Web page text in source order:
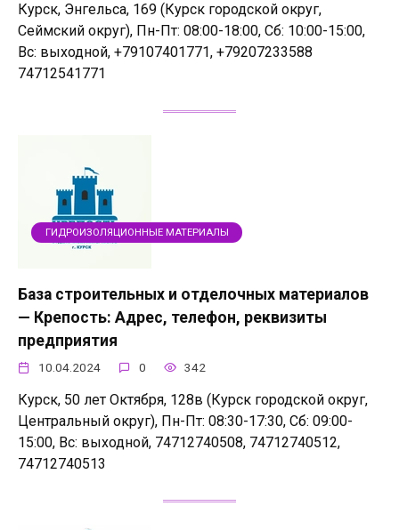
Курск, Энгельса, 169 (Курск городской округ,
Сеймский округ), Пн-Пт: 08:00-18:00, Сб: 10:00-15:00,
Вс: выходной, +79107401771, +79207233588
74712541771
ГИДРОИЗОЛЯЦИОННЫЕ МАТЕРИАЛЫ
База строительных и отделочных материалов
— Крепость: Адрес, телефон, реквизиты
предприятия
10.04.2024 0 342
Курск, 50 лет Октября, 128в (Курск городской округ,
Центральный округ), Пн-Пт: 08:30-17:30, Сб: 09:00-
15:00, Вс: выходной, 74712740508, 74712740512,
74712740513